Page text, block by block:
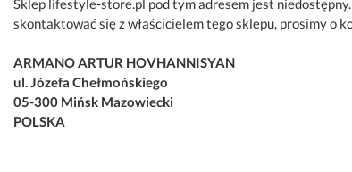
Sklep lifestyle-store.pl pod tym adresem jest
skontaktować się z właścicielem tego sklepu, prosimy o
ARMANO ARTUR HOVHANNISYAN
ul. Józefa Chełmońskiego
05-300 Mińsk Mazowiecki
POLSKA